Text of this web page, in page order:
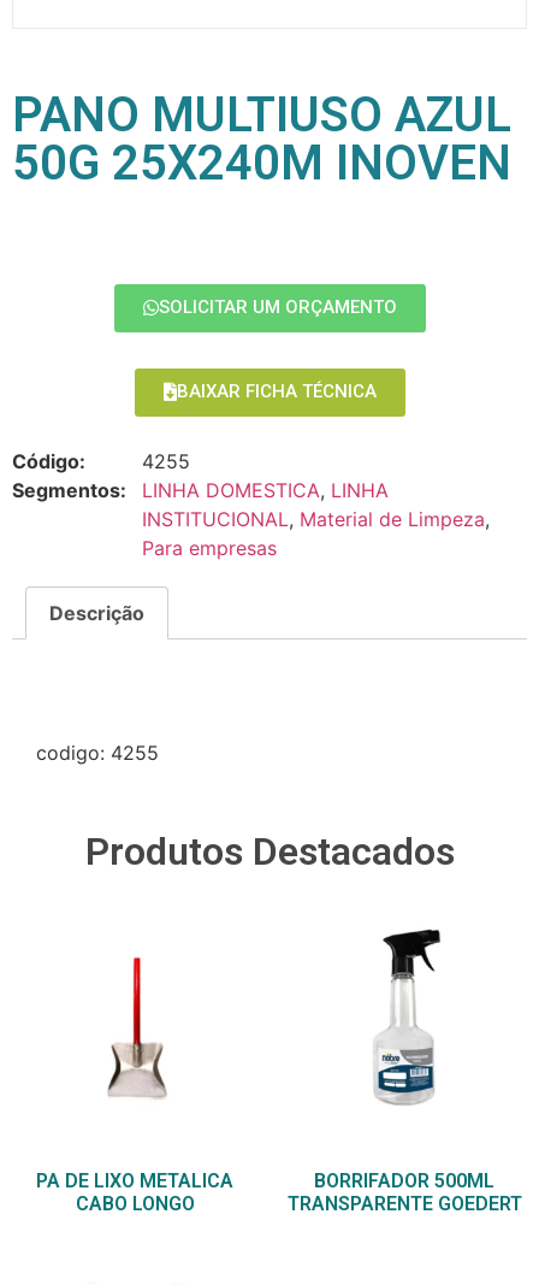
PANO MULTIUSO AZUL
50G 25X240M INOVEN
SOLICITAR UM ORÇAMENTO
BAIXAR FICHA TÉCNICA
Código:
4255
Segmentos:
LINHA DOMESTICA, LINHA
INSTITUCIONAL, Material de Limpeza,
Para empresas
Descrição
codigo: 4255
Produtos Destacados
PA DE LIXO METALICA
CABO LONGO
BORRIFADOR 500ML
TRANSPARENTE GOEDERT